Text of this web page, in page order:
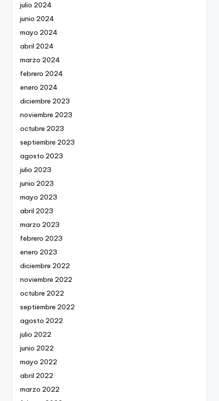
julio 2024
junio 2024
mayo 2024
abril 2024
marzo 2024
febrero 2024
enero 2024
diciembre 2023
noviembre 2023
octubre 2023
septiembre 2023
agosto 2023
julio 2023
junio 2023
mayo 2023
abril 2023
marzo 2023
febrero 2023
enero 2023
diciembre 2022
noviembre 2022
octubre 2022
septiembre 2022
agosto 2022
julio 2022
junio 2022
mayo 2022
abril 2022
marzo 2022